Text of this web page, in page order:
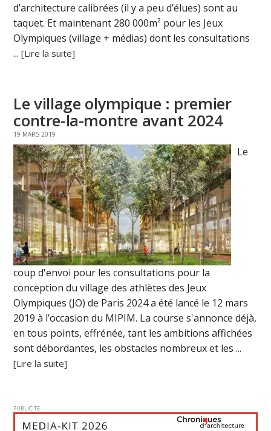
d’architecture calibrées (il y a peu d’élues) sont au
taquet. Et maintenant 280 000m² pour les Jeux
Olympiques (village + médias) dont les consultations
...[Lire la suite]
Le village olympique : premier
contre-la-montre avant 2024
19 MARS 2019
Le
coup d'envoi pour les consultations pour la
conception du village des athlètes des Jeux
Olympiques (JO) de Paris 2024 a été lancé le 12 mars
2019 à l’occasion du MIPIM. La course s'annonce déjà,
en tous points, effrénée, tant les ambitions affichées
sont débordantes, les obstacles nombreux et les ...
[Lire la suite]
PUBLICITE